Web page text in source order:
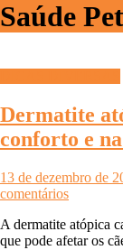
Saúde Pet
Dermatite
conforto e
13 de dezembro de
comentários
A dermatite atópica
que pode afetar os